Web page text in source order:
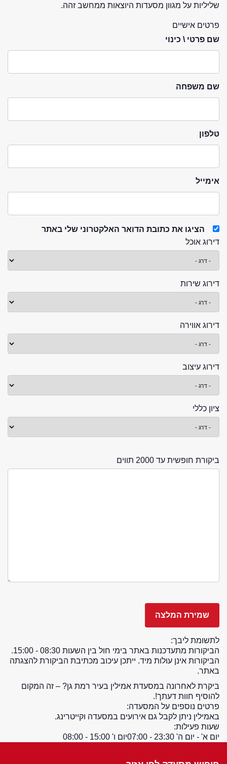
שליליות על מגוון מסעדות היוצאות ממחשב זהה.
פרטים אישיים
שם פרטי \ כינוי
שם משפחה
טלפון
אימייל
הציגו את כתובת הדואר האלקטרוני שלי באתר
דירוג אוכל
דירוג שירות
דירוג אווירה
דירוג עיצוב
ציון כללי
ביקורת חופשית עד 2000 תווים
לתשומת ליבך:
הביקורות מתעדכנות באתר בימי חול בין השעות 08:30 - 15:00.
הביקורות אינן עולות מיד. ייתכן עיכוב מכתיבת הביקורת להצגתה
באתר.
ביקרת לאחרונה במסעדת אמילין בעיר רמת גן? – זה המקום
להוסיף חוות דעתך!.
פרטים נוספים על המסעדה:
באמילין ניתן לקבל גם אירועים במסעדה וקייטרינג.
שעות פעילות:
יום א' - יום ה' 23:30 - 07:00
יום ו' 15:00 - 08:00